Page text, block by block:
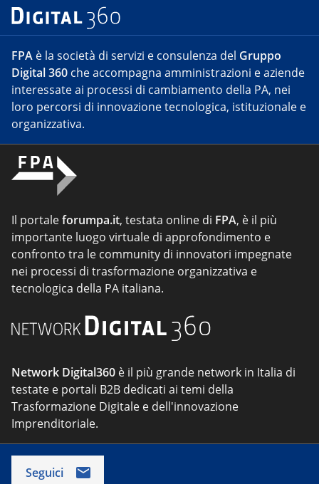
FPA è la società di servizi e consulenza del Gruppo
Digital 360 che accompagna amministrazioni e aziende
interessate ai processi di cambiamento della PA, nei
loro percorsi di innovazione tecnologica, istituzionale e
organizzativa.
Il portaleforumpa.it, testata online di FPA, è il più
importante luogo virtuale di approfondimento e
confronto tra le community di innovatori impegnate
nei processi di trasformazione organizzativa e
tecnologica della PA italiana.
Network Digital360 è il più grande network in Italia di
testate e portali B2B dedicati ai temi della
Trasformazione Digitale e dell'innovazione
Imprenditoriale.
Seguici